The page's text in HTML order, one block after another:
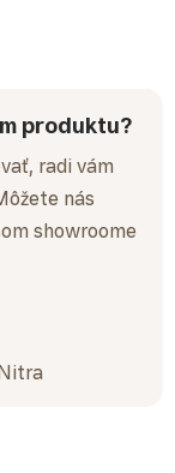
produktu?
radi vám
nás
showroome